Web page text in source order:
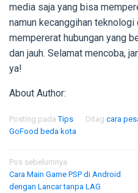
media saja yang bisa
namun kecanggihan teknologi
mempererat hubungan yang
dan jauh. Selamat mencoba,
ya!
About Author:
Posting padaTips Ditag cara
GoFood beda kota
Navigasi
pos
Pos sebelumnya
Cara Main Game PSP di Android
dengan Lancar tanpa LAG